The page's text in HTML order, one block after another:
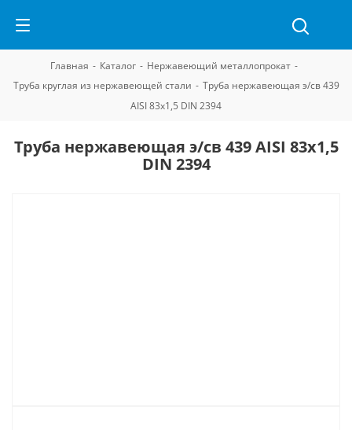
Главная - Каталог - Нержавеющий металлопрокат -
Труба круглая из нержавеющей стали - Труба нержавеющая э/св 439
AISI 83х1,5 DIN 2394
Труба нержавеющая э/св 439 AISI 83х1,5
DIN 2394